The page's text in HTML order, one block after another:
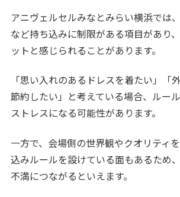
アニヴェルセルみなとみらい横浜では
など持ち込みに制限がある項目があり
ットと感じられることがあります。
「思い入れのあるドレスを着たい」「
節約したい」と考えている場合、ルー
ストレスになる可能性があります。
一方で、会場側の世界観やクオリティ
込みルールを設けている面もあるため
不満につながるといえます。